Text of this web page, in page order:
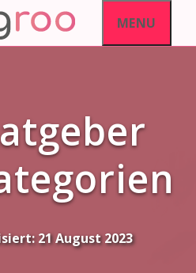
MENU
21 August 2023